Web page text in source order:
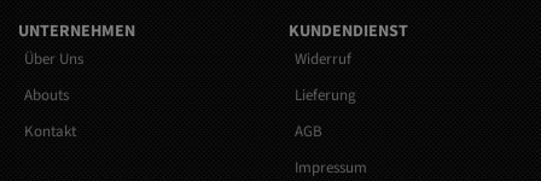
UNTERNEHMEN
Über Uns
Abouts
Kontakt
KUNDENDIENST
Widerruf
Lieferung
AGB
Impressum